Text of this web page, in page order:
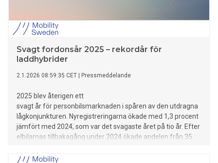
Svagt fordonsår 2025 – rekordår för
laddhybrider
2.1.2026 08:59:35 CET Pressmeddelande
2025 blev återigen ett
svagt år för personbilsmarknaden i spåren av den utdragna
lågkonjunkturen. Nyregistreringarna ökade med 1,3 procent
jämfört med 2024, som var det svagaste året på tio år. Efter
elbilarnas tillbakagång under 2024 ökade andelen från 35
andelen någonsin, strax under 27 procent, som resulterade